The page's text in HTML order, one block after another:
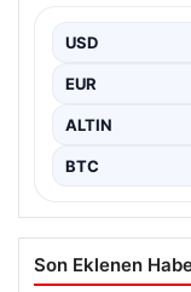
Lüks Yaşam
Gayrimenkul
ön plana çıkan
devrim…
USD
EUR
ALTIN
BTC
Son Eklenen